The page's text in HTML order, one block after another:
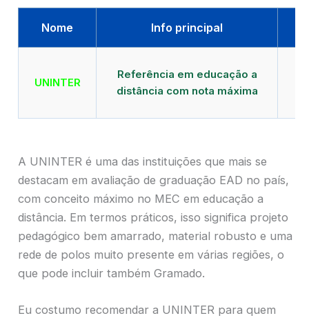
Nome Info principal
UNINTER
Referência em educação a
distância com nota máxima
A UNINTER é uma das instituições que mais se
destacam em avaliação de graduação EAD no país,
com conceito máximo no MEC em educação a
distância. Em termos práticos, isso significa projeto
pedagógico bem amarrado, material robusto e uma
rede de polos muito presente em várias regiões, o
que pode incluir também Gramado.
Eu costumo recomendar a UNINTER para quem